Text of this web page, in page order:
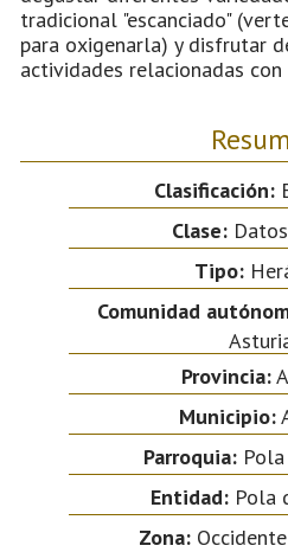
tradicional "escanciado"
para oxigenarla) y disfrutar
actividades relacionadas
Clasificación:
Clase:Datos
Tipo:
Comunidad
Provincia:
Municipio:
Parroquia:Pola
Entidad: Pola
Zona: